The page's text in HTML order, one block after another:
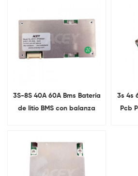
3S-8S 40A 60A Bms Batería
de litio BMS con balanza
3s 4s
Pcb